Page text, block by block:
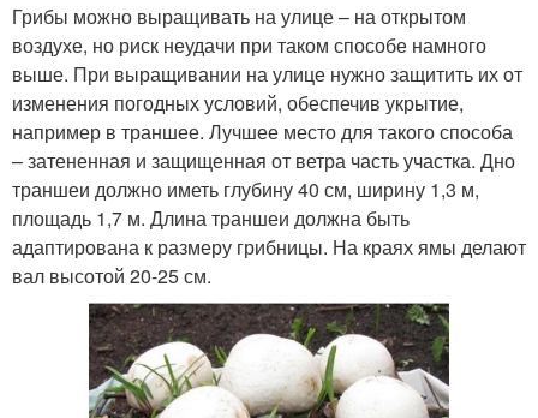
Грибы можно выращивать на улице – на открытом
воздухе, но риск неудачи при таком способе намного
выше. При выращивании на улице нужно защитить их от
изменения погодных условий, обеспечив укрытие,
например в траншее. Лучшее место для такого способа
– затененная и защищенная от ветра часть участка. Дно
траншеи должно иметь глубину 40 см, ширину 1,3 м,
площадь 1,7 м. Длина траншеи должна быть
адаптирована к размеру грибницы. На краях ямы делают
вал высотой 20-25 см.